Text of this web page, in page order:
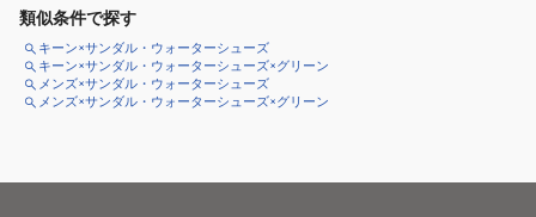
類似条件で探す
キーン×サンダル・ウォーターシューズ
キーン×サンダル・ウォーターシューズ×グリーン
メンズ×サンダル・ウォーターシューズ
メンズ×サンダル・ウォーターシューズ×グリーン